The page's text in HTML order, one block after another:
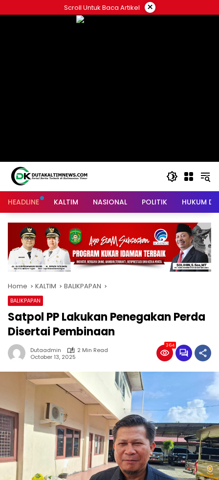
to
Scroll Untuk Baca Artikel ×
HEADLINE KALTIM NASIONAL POLITIK HUKUM
Home KALTIM BALIKPAPAN
BALIKPAPAN
Satpol PP Lakukan Penegakan Perda
Disertai Pembinaan
Dutaadmin
2 Min Read
October 13, 2025
364